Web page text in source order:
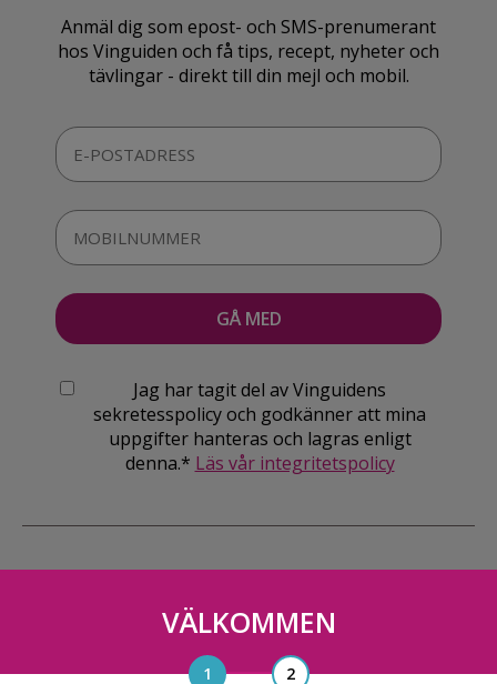
Anmäl dig som epost- och SMS-prenumerant
hos Vinguiden och få tips, recept, nyheter och
tävlingar - direkt till din mejl och mobil.
Jag har tagit del av Vinguidens
sekretesspolicy och godkänner att mina
uppgifter hanteras och lagras enligt
denna.* Läs vår integritetspolicy
Vinguiden Nordic AB
VÄLKOMMEN